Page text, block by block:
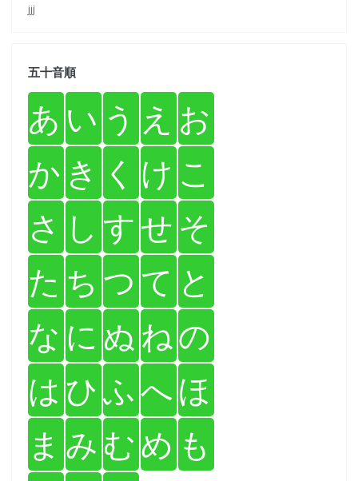
jjj
五十音順
あ い う え お
か き く け こ
さ し すせ そ
た ち つ て と
な に ぬ ねの
は ひふへほ
ま み むめ も